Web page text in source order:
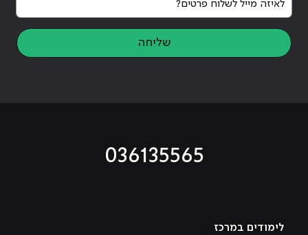
שליחה
036135565
לימודים במרכז